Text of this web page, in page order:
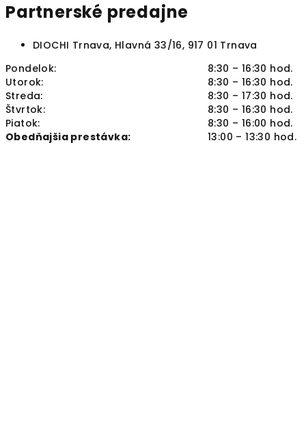
Partnerské predajne
DIOCHI Trnava, Hlavná 33/16, 917 01 Trnava
Pondelok:
8:30 – 16:30 hod.
Utorok:
8:30 – 16:30 hod.
Streda:
8:30 – 17:30 hod.
Štvrtok:
8:30 – 16:30 hod.
Piatok:
8:30 – 16:00 hod.
Obedňajšia prestávka:
13:00 – 13:30 hod.